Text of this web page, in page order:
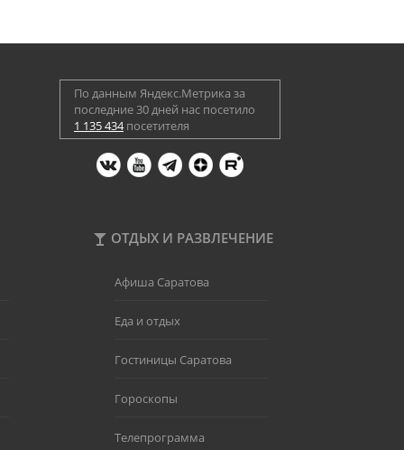
По данным Яндекс.Метрика за
последние 30 дней нас посетило
1 135 434посетителя
ОТДЫХ И РАЗВЛЕЧЕНИЕ
Афиша Саратова
Еда и отдых
Гостиницы Саратова
Гороскопы
Телепрограмма